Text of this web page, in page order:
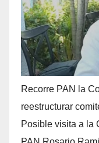
Recorre PAN la
reestructurar
Posible visita a la